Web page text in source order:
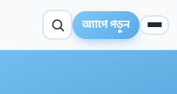
অ্যাপে পড়ুন